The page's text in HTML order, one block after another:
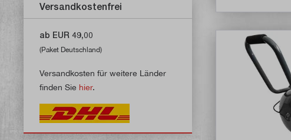
Versandkostenfrei
ab EUR 49,00
(Paket Deutschland)
Versandkosten für weitere Länder
finden Sie hier.